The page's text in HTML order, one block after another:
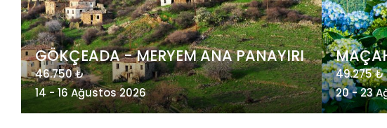
MAÇAHEL VE KUZEY DOĞU KARADENİZ
49.275 ₺
20 - 23 Ağustos 2026
Kuzey
4.985 €
24 - 31